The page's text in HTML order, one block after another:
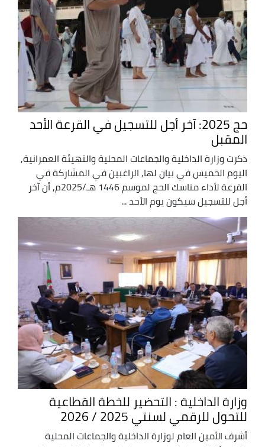
حج 2025: آخر أجل للتسجيل في القرعة الأحد
المقبل
ذكرت وزارة الداخلية والجماعات المحلية والتهيئة العمرانية,
اليوم الخميس في بيان لها, الراغبين في المشاركة في
القرعة لأداء مناسك الحج لموسم 1446 هـ/2025م, أن آخر
أجل للتسجيل سيكون يوم الأحد ...
وزارة الداخلية : التحضير للخطة القطاعية
للتحول للرقمي لسنتي 2025 / 2026
أشرف الأمين العام لوزارة الداخلية والجماعات المحلية